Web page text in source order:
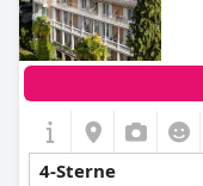
4-Sterne